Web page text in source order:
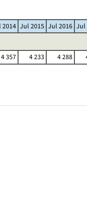
2014 Jul 2015 Jul 2016 Jul
4 357 4 233 4 288